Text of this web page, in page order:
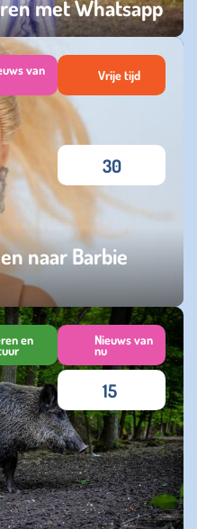
met Whatsapp
naar Barbie
van Vrije tijd
30
en Nieuws van
nu
15